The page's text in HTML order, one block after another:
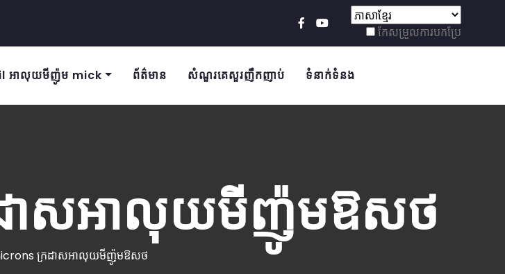
កែសម្រួលការបកប្រែ
អាលុយមីញ៉ូម mick ព័ត៌មាន សំណួរគេសួរញឹកញាប់ ទំនាក់ទំនង
ាសអាលុយមីញ៉ូមឱសថ
ក្រដាសអាលុយមីញ៉ូមឱសថ